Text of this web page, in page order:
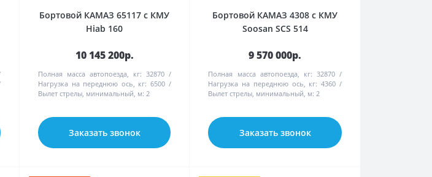
Бортовой КАМАЗ 65117 с КМУ
Hiab 160
10 145 200р.
Полная масса автопоезда, кг: 32870
Нагрузка на переднюю ось, кг: 6500
Вылет стрелы, минимальный, м: 2
Заказать звонок
Бортовой КАМАЗ 4308 с КМУ
Soosan SCS 514
9 570 000р.
Полная масса автопоезда, кг: 32870
Нагрузка на переднюю ось, кг: 4360
Вылет стрелы, минимальный, м: 2
Заказать звонок